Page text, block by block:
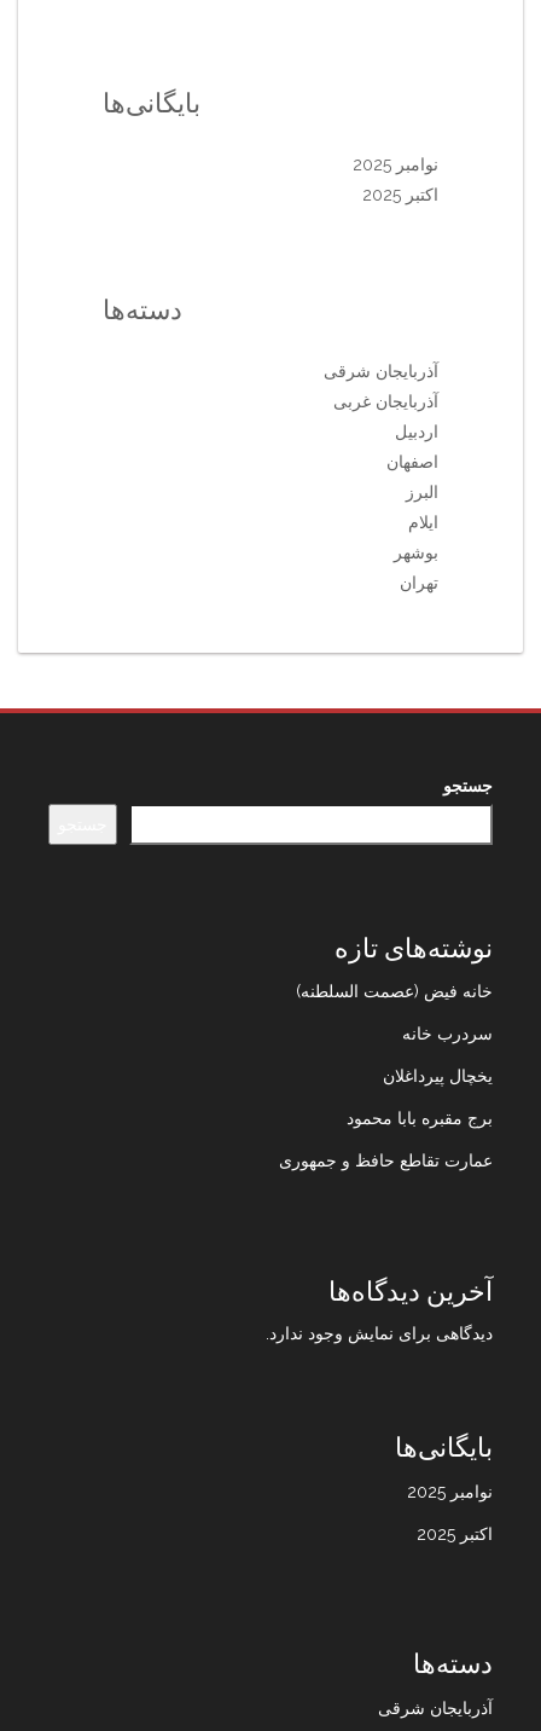
بایگانی‌ها
نوامبر 2025
اکتبر 2025
دسته‌ها
آذربایجان شرقی
آذربایجان غربی
اردبیل
اصفهان
البرز
ایلام
بوشهر
تهران
جستجو
نوشته‌های تازه
خانه فیض (عصمت السلطنه)
سردرب خانه
یخچال پیرداغلان
برج مقبره بابا محمود
عمارت تقاطع حافظ و جمهوری
آخرین دیدگاه‌ها
دیدگاهی برای نمایش وجود ندارد.
بایگانی‌ها
نوامبر 2025
اکتبر 2025
دسته‌ها
آذربایجان شرقی